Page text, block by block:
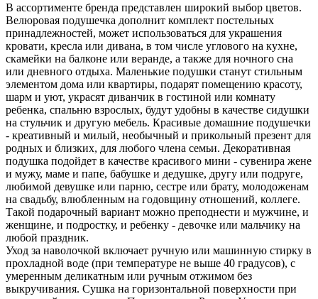
В ассортименте бренда представлен широкий выбор цветов.
Велюровая подушечка дополнит комплект постельных
принадлежностей, может использоваться для украшения
кровати, кресла или дивана, в том числе углового на кухне,
скамейки на балконе или веранде, а также для ночного сна
или дневного отдыха. Маленькие подушки станут стильным
элементом дома или квартиры, подарят помещению красоту,
шарм и уют, украсят диванчик в гостиной или комнату
ребенка, спальню взрослых, будут удобны в качестве сидушки
на стульчик и другую мебель. Красивые домашние подушечки
- креативный и милый, необычный и прикольный презент для
родных и близких, для любого члена семьи. Декоративная
подушка подойдет в качестве красивого мини - сувенира жене
и мужу, маме и папе, бабушке и дедушке, другу или подруге,
любимой девушке или парню, сестре или брату, молодоженам
на свадьбу, влюбленным на годовщину отношений, коллеге.
Такой подарочный вариант можно преподнести и мужчине, и
женщине, и подростку, и ребенку - девочке или мальчику на
любой праздник.
Уход за наволочкой включает ручную или машинную стирку в
прохладной воде (при температуре не выше 40 градусов), с
умеренным деликатным или ручным отжимом без
выкручивания. Сушка на горизонтальной поверхности при